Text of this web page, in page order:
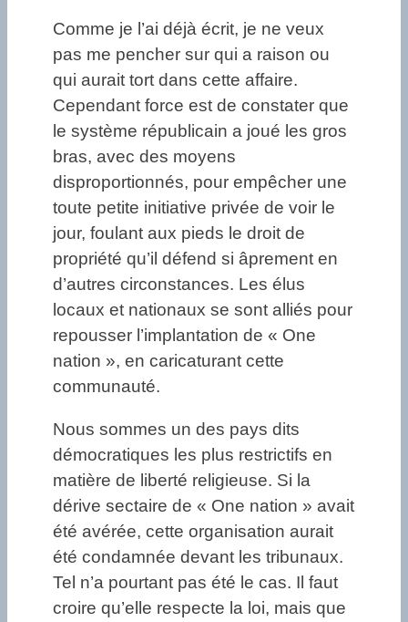
Comme je l’ai déjà écrit, je ne veux
pas me pencher sur qui a raison ou
qui aurait tort dans cette affaire.
Cependant force est de constater que
le système républicain a joué les gros
bras, avec des moyens
disproportionnés, pour empêcher une
toute petite initiative privée de voir le
jour, foulant aux pieds le droit de
propriété qu’il défend si âprement en
d’autres circonstances. Les élus
locaux et nationaux se sont alliés pour
repousser l’implantation de « One
nation », en caricaturant cette
communauté.
Nous sommes un des pays dits
démocratiques les plus restrictifs en
matière de liberté religieuse. Si la
dérive sectaire de « One nation » avait
été avérée, cette organisation aurait
été condamnée devant les tribunaux.
Tel n’a pourtant pas été le cas. Il faut
croire qu’elle respecte la loi, mais que